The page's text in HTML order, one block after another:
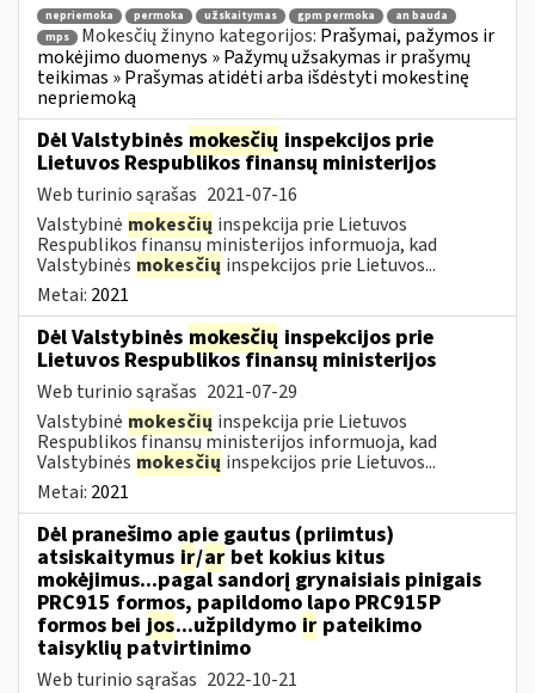
nepriemoka permoka užskaitymas gpm permoka
an bauda
mps
Mokesčių žinyno kategorijos: Prašymai, pažymos ir
mokėjimo duomenys » Pažymų užsakymas ir prašymų
teikimas » Prašymas atidėti arba išdėstyti mokestinę
nepriemoką
Dėl Valstybinės mokesčių inspekcijos prie
Lietuvos Respublikos finansų ministerijos
Web turinio sąrašas 2021-07-16
Valstybinė mokesčių inspekcija prie Lietuvos
Respublikos finansų ministerijos informuoja, kad
Valstybinės mokesčių inspekcijos prie Lietuvos...
Metai: 2021
Dėl Valstybinės mokesčių inspekcijos prie
Lietuvos Respublikos finansų ministerijos
Web turinio sąrašas 2021-07-29
Valstybinė mokesčių inspekcija prie Lietuvos
Respublikos finansų ministerijos informuoja, kad
Valstybinės mokesčių inspekcijos prie Lietuvos...
Metai: 2021
Dėl pranešimo apie gautus (priimtus)
atsiskaitymus ir/ar bet kokius kitus
mokėjimus...pagal sandorį grynaisiais pinigais
PRC915 formos, papildomo lapo PRC915P
formos bei jos...užpildymo ir pateikimo
taisyklių patvirtinimo
Web turinio sąrašas 2022-10-21